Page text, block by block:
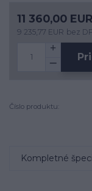
11 360,00
9 235,77 EUR bez
Číslo produktu:
Kompletné